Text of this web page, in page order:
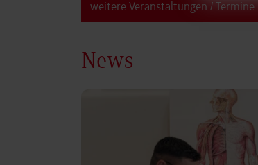
weitere Veranstaltungen / Termine
News